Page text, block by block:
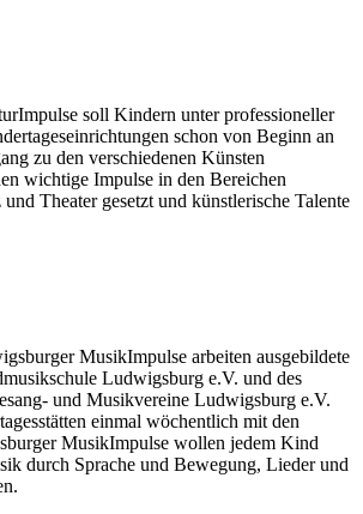
soll Kindern unter professioneller
schon von Beginn an
zu den verschiedenen Künsten
wichtige Impulse in den Bereichen
Theater gesetzt und künstlerische Talente
MusikImpulse arbeiten ausgebildete
Ludwigsburg e.V. und des
und Musikvereine Ludwigsburg e.V.
einmal wöchentlich mit den
MusikImpulse wollen jedem Kind
durch Sprache und Bewegung, Lieder und